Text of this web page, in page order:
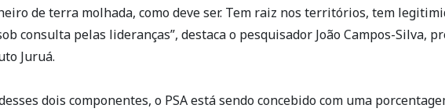
de terra molhada, como deve ser. Tem raiz nos territórios, tem
consulta pelas lideranças”, destaca o pesquisador João Campos-Silva,
Juruá.
dois componentes, o PSA está sendo concebido com uma